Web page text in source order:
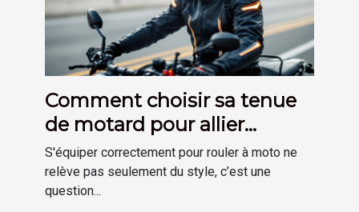
Comment choisir sa tenue
de motard pour allier
sécurité et confort ?
S'équiper correctement pour rouler à moto ne
relève pas seulement du style, c’est une
question...